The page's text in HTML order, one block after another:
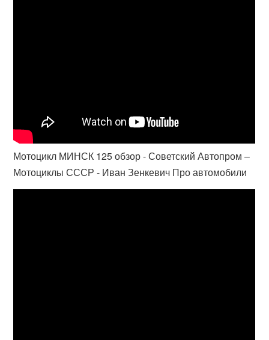
Мотоцикл МИНСК 125 обзор - Советский Автопром –
Мотоциклы СССР - Иван Зенкевич Про автомобили